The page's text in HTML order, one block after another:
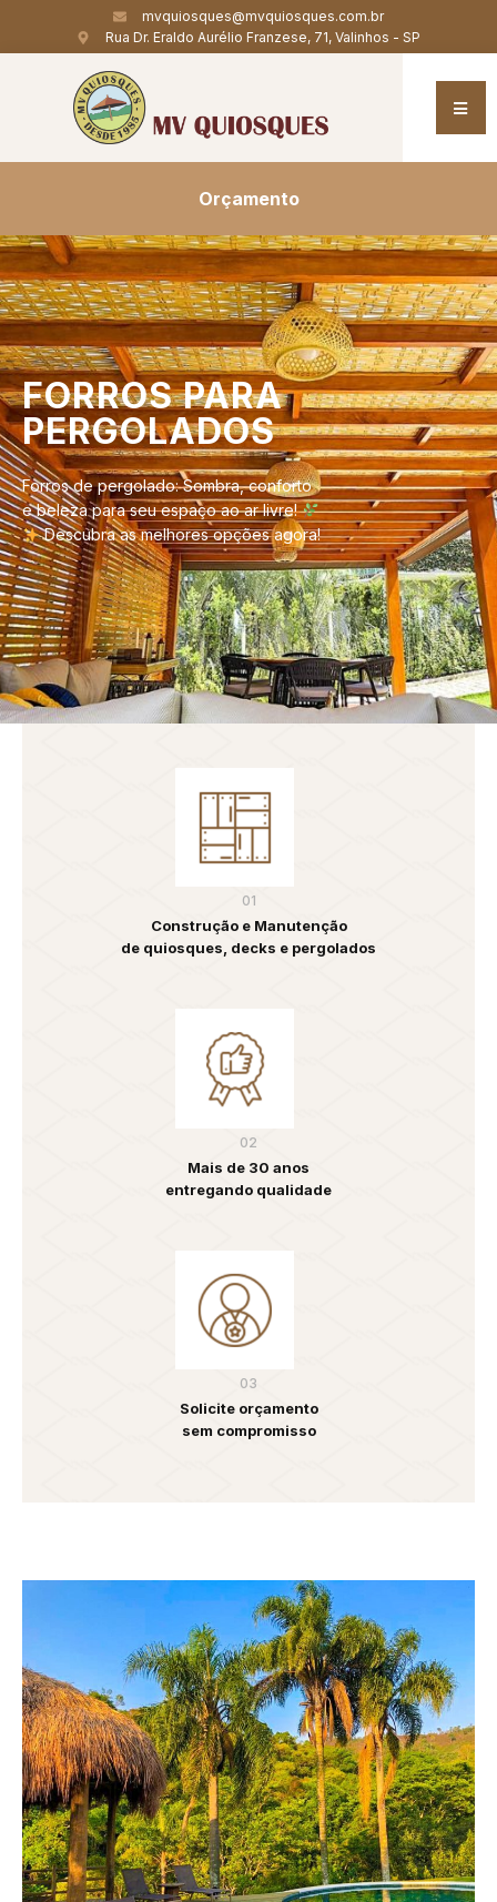
mvquiosques@mvquiosques.com.br
Rua Dr. Eraldo Aurélio Franzese, 71, Valinhos - SP
Orçamento
FORROSPARA
PERGOLADOS
Forros de pergolado: Sombra, conforto
e beleza para seu espaço ao ar livre!
Descubra as melhores opções agora!
01
Construção e Manutenção
de quiosques, decks e pergolados
02
Mais de 30 anos
entregando qualidade
03
Solicite orçamento
sem compromisso